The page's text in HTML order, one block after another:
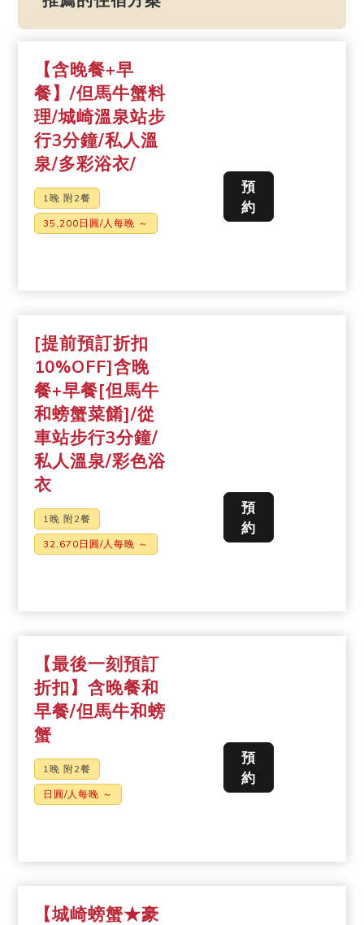
【含晚餐+早
餐】/但馬牛蟹料
理/城崎溫泉站步
行3分鐘/私人溫
泉/多彩浴衣/
1晚 附2餐
35,200日圓/人每晚 ～
預
約
[提前預訂折扣
10%OFF]含晚
餐+早餐[但馬牛
和螃蟹菜餚]/從
車站步行3分鐘/
私人溫泉/彩色浴
衣
1晚 附2餐
32,670日圓/人每晚 ～
預
約
【最後一刻預訂
折扣】含晚餐和
早餐/但馬牛和螃
蟹
1晚 附2餐
日圓/人每晚 ～
預
約
【城崎螃蟹★豪